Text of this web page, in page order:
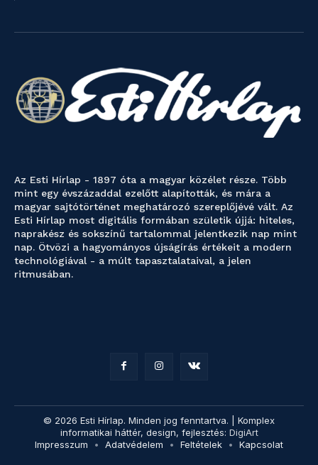
Az Esti Hírlap - 1897 óta a magyar közélet része. Több
mint egy évszázaddal ezelőtt alapították, és mára a
magyar sajtótörténet meghatározó szereplőjévé vált. Az
Esti Hírlap most digitális formában születik újjá: hiteles,
naprakész és sokszínű tartalommal jelentkezik nap mint
nap. Ötvözi a hagyományos újságírás értékeit a modern
technológiával - a múlt tapasztalataival, a jelen
ritmusában.
© 2026 Esti Hírlap. Minden jog fenntartva. | Komplex
informatikai háttér, design, fejlesztés: DigiArt
Impresszum
Adatvédelem Feltételek Kapcsolat